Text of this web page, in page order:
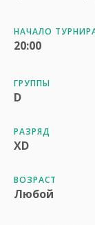
НАЧАЛО
20:00
ГРУППЫ
D
РАЗРЯД
XD
ВОЗРАСТ
Любой